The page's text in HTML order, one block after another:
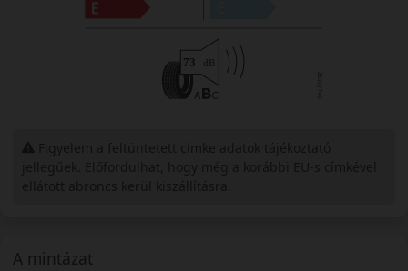
A mintázat